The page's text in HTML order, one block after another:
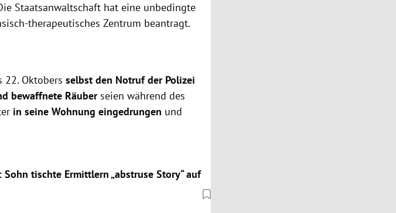
Staatsanwaltschaft hat eine unbedingte
therapeutisches Zentrum beantragt.
22. Oktobersselbst den Notruf der Polizei
bewaffnete Räuberseien während des
in seine Wohnung eingedrungen und
tischte Ermittlern „abstruse Story“ auf